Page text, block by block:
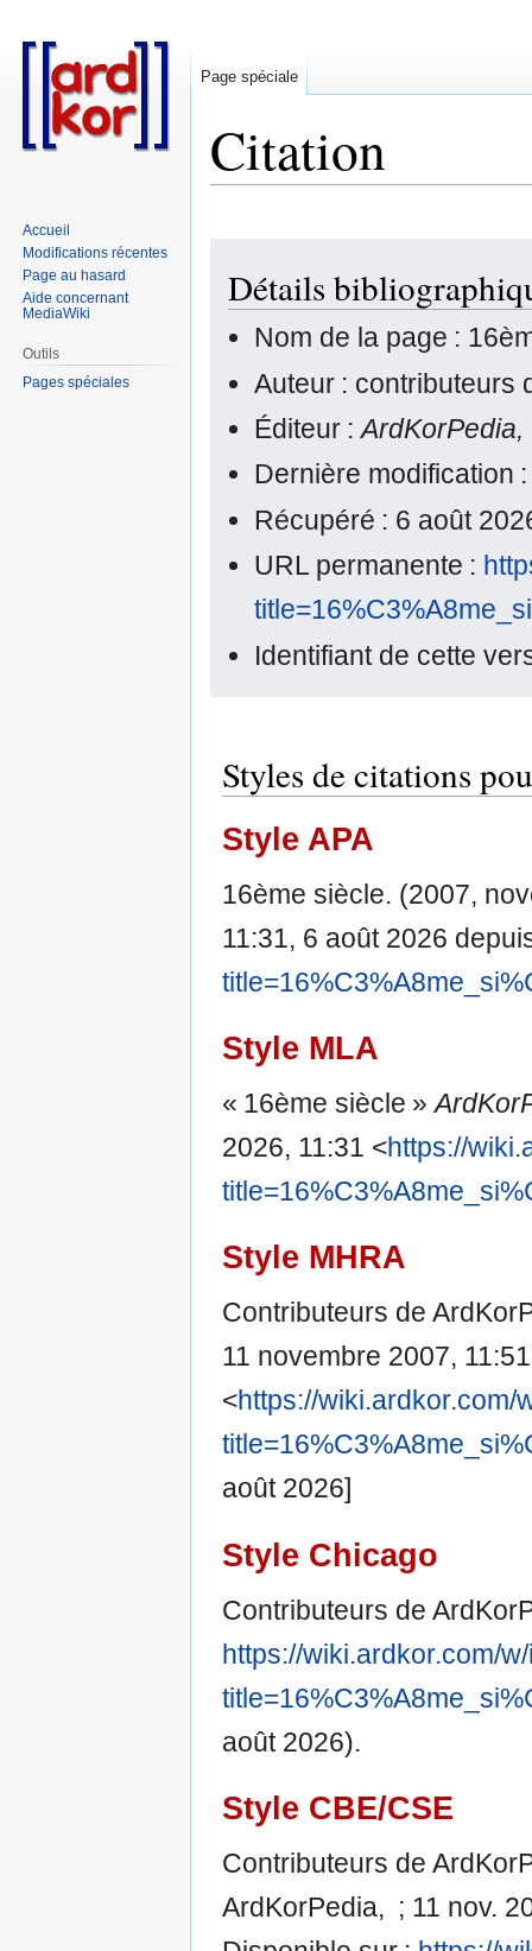
Citation
navigation
recherche
Détails
Nom de la page :
Auteur : contributeurs
Éditeur :ArdKorPedia,
Dernière modification
Récupéré : 6 août
URL permanente :
Identifiant de cette
Styles de citations
Style APA
16ème siècle. (2007,
11:31, 6 août 2026
Style MLA
« 16ème siècle »
2026, 11:31 <https://
Style MHRA
Contributeurs de
11 novembre 2007,
<https://wiki.ardkor.com/
août 2026]
Style Chicago
Contributeurs de
https://wiki.ardkor.com/
août 2026).
Style CBE/CSE
Contributeurs de
ArdKorPedia, ; 11 nov.
Page spéciale
Accueil
Modifications récentes
Page au hasard
Aide concernant
MediaWiki
Outils
Pages spéciales